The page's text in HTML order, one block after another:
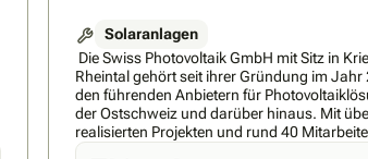
Solaranlagen
Die Swiss Photovoltaik GmbH mit Sitz in
Rheintal gehört seit ihrer Gründung im Jahr
den führenden Anbietern für
der Ostschweiz und darüber hinaus. Mit
realisierten Projekten und rund 40
sich das Unternehmen als feste Grösse in der